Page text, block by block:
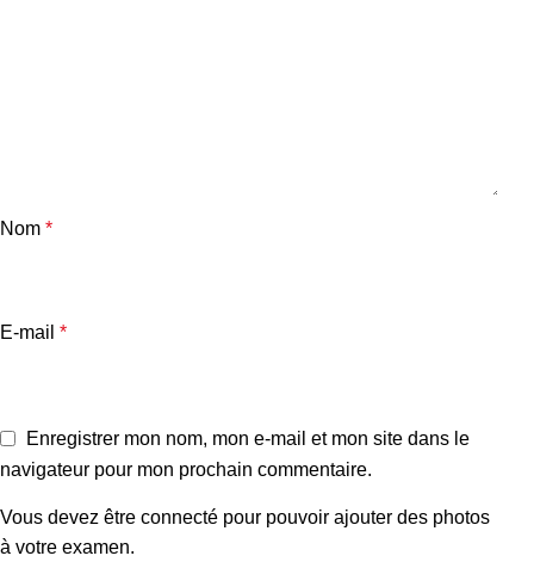
Nom*
E-mail*
Enregistrer mon nom, mon e-mail et mon site dans le
navigateur pour mon prochain commentaire.
Vous devez être connecté pour pouvoir ajouter des photos
à votre examen.